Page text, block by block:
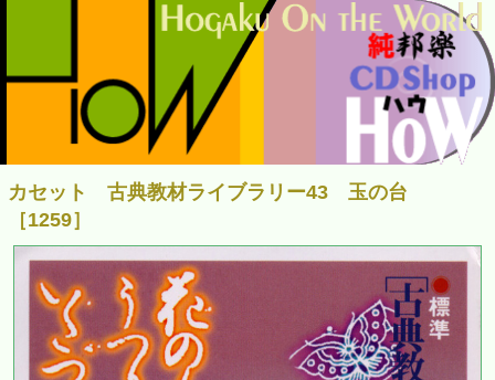
カセット 古典教材ライブラリー43 玉の台
［1259］